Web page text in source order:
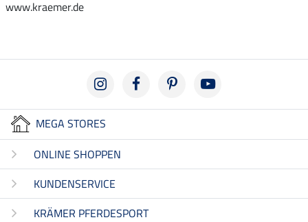
www.kraemer.de
MEGA STORES
ONLINE SHOPPEN
KUNDENSERVICE
KRÄMER PFERDESPORT